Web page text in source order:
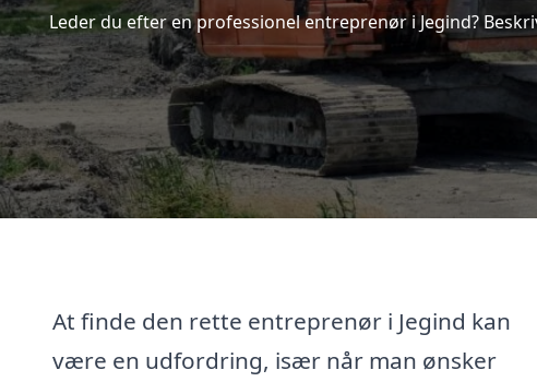
Leder du efter en professionel entreprenør i Jegind?
At finde den rette entreprenør i Jegind kan
være en udfordring, især når man ønsker